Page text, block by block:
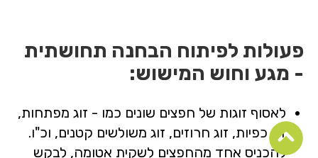
פעולות לפיתוח הבחנה תחושתית
- מגע וחוש המישוש:
לאסוף זוגות של חפצים שונים כמו - זוג מפתחות,
זוג כפיות, זוג חרוזים, זוג משולשים קטנים, וכ"ו.
להכניס אחד מהחפצים לשקית אטומה, לבקש